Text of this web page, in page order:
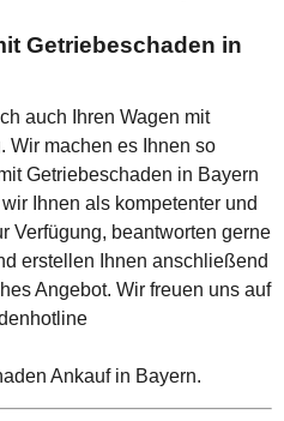
Getriebeschaden in
auch Ihren Wagen mit
Wir machen es Ihnen so
Getriebeschaden in Bayern
Ihnen als kompetenter und
Verfügung, beantworten gerne
erstellen Ihnen anschließend
Angebot. Wir freuen uns auf
Ankauf in Bayern.